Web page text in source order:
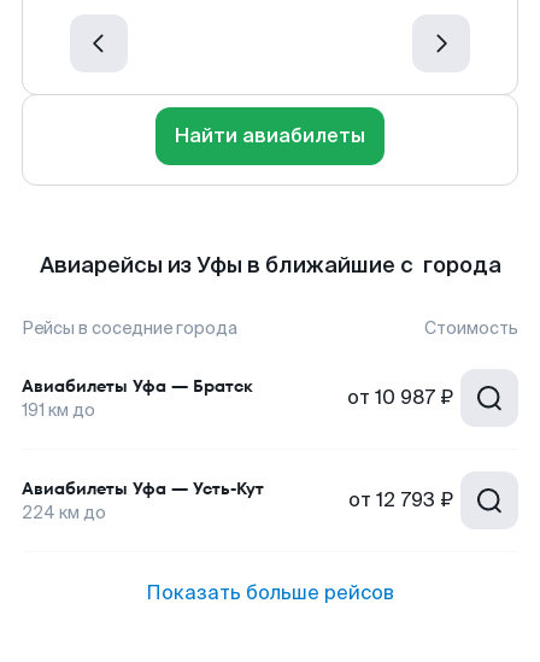
Найти авиабилеты
Авиарейсы из Уфы в ближайшие с города
Рейсы в соседние города Стоимость
Авиабилеты Уфа — Братск
191 км до от 10 987 ₽
Авиабилеты Уфа — Усть-Кут
224 км до от 12 793 ₽
Показать больше рейсов